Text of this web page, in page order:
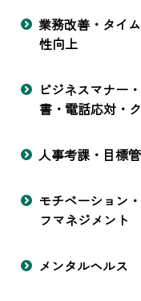
業務改善・タイ
性向上
ビジネスマナー
書・電話応対・
人事考課・目標
モチベーション
フマネジメント
メンタルヘルス